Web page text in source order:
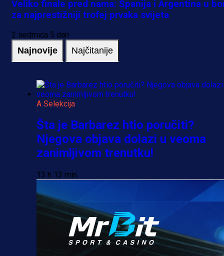
Veliko finale pred nama: Španija i Argentina u
za najprestižniji trofej prvaka svijeta
2 sedmica 5 dan
Najnovije Najčitanije
A Selekcija
Šta je Barbarez htio poručiti?
Njegova objava dolazi u veoma
zanimljivom trenutku!
13 h 13 min